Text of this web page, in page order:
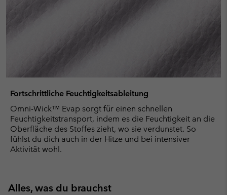
Fortschrittliche Feuchtigkeitsableitung
Omni-Wick™ Evap sorgt für einen schnellen
Feuchtigkeitstransport, indem es die Feuchtigkeit an die
Oberfläche des Stoffes zieht, wo sie verdunstet. So
fühlst du dich auch in der Hitze und bei intensiver
Aktivität wohl.
Alles, was du brauchst